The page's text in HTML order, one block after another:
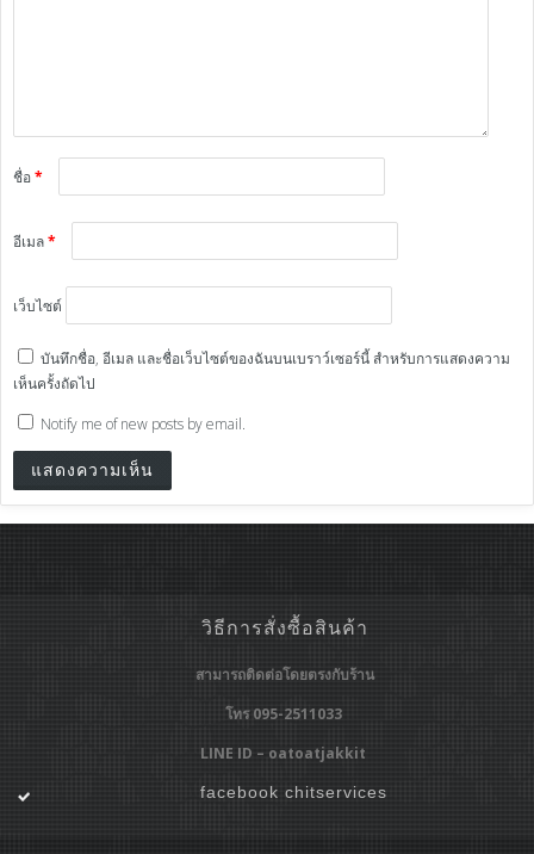
ชื่อ*
อีเมล*
เว็บไซต์
บันทึกชื่อ, อีเมล และชื่อเว็บไซต์ของฉันบนเบราว์เซอร์นี้ สำหรับการแสดงความ
เห็นครั้งถัดไป
Notify me of new posts by email.
วิธีการสั่งซื้อสินค้า
สามารถติดต่อโดยตรงกับร้าน
โทร 095-2511033
LINE ID – oatoatjakkit
facebook chitservices